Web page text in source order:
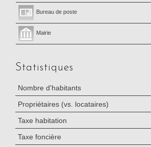
Bureau de poste
Mairie
Statistiques
Nombre d'habitants
Propriétaires (vs. locataires)
Taxe habitation
Taxe foncière